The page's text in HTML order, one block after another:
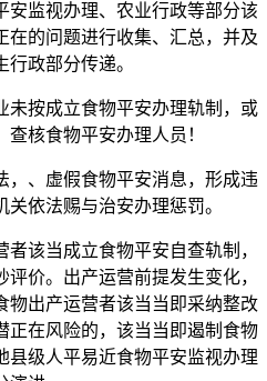
监视办理、农业行政等部分该
在的问题进行收集、汇总，并及
行政部分传递。
按成立食物平安办理轨制，或
核食物平安办理人员！
、虚假食物平安消息，形成违
依法赐与治安办理惩罚。
该当成立食物平安自查轨制，
价。出产运营前提发生变化，
物出产运营者该当当即采纳整改
正在风险的，该当当即遏制食物
县级人平易近食物平安监视办理